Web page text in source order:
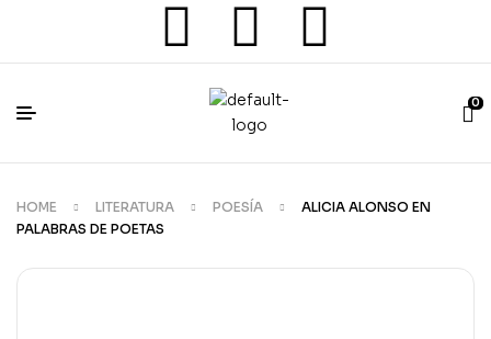
0
HOME LITERATURA POESÍA
ALICIA ALONSO EN
PALABRAS DE POETAS